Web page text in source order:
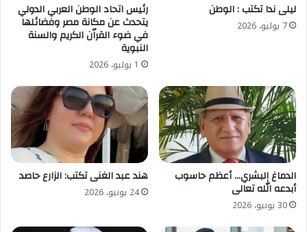
ليلى ندا تكتب : الوطن
7 يوليو، 2026
رئيس اتحاد الوطن العربي الدولي
يتحدث عن مكانة مصر وفضائلها
في ضوء القراّن الكريم والسنة
النبوية
1 يوليو، 2026
الدماغ البشري… أعظم حاسوب
أبدعه الله تعالى
30 يونيو، 2026
هند عبد الغنى تكتب: الزارع حاصد
24 يونيو، 2026